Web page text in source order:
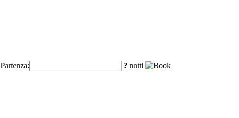
Partenza: ? notti